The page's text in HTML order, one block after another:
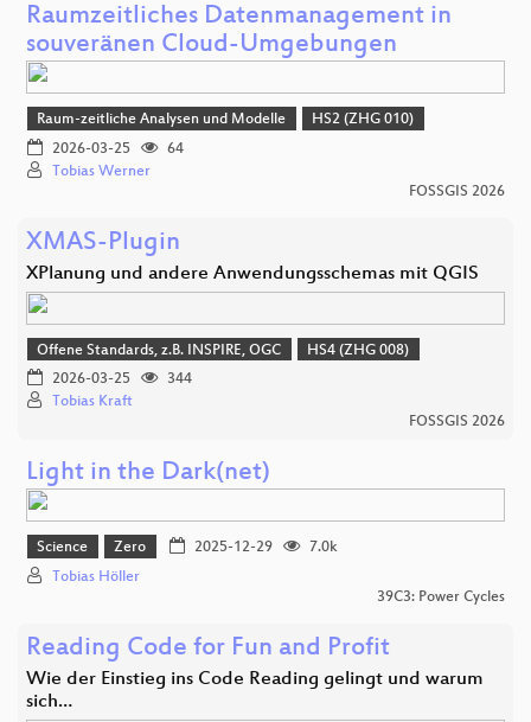
Raumzeitliches Datenmanagement in
souveränen Cloud-Umgebungen
Raum-zeitliche Analysen und Modelle
HS2 (ZHG 010)
2026-03-25
64
Tobias Werner
FOSSGIS 2026
XMAS-Plugin
XPlanung und andere Anwendungsschemas mit QGIS
Offene Standards, z.B. INSPIRE, OGC
HS4 (ZHG 008)
2026-03-25
344
Tobias Kraft
FOSSGIS 2026
Light in the Dark(net)
Science Zero 2025-12-29
7.0k
Tobias Höller
39C3: Power Cycles
Reading Code for Fun and Profit
Wie der Einstieg ins Code Reading gelingt und warum
sich…